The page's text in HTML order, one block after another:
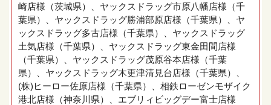
崎店様（茨城県）、ヤックスドラッグ市原八幡店様（千
葉県）、ヤックスドラッグ勝浦部原店様（千葉県）、ヤ
ックスドラッグ多古店様（千葉県）、ヤックスドラッグ
土気店様（千葉県）、ヤックスドラッグ東金田間店様
（千葉県）、ヤックスドラッグ茂原谷本店様（千葉
県）、ヤックスドラッグ木更津清見台店様（千葉県）、
(株)ヒーロー佐原店様（千葉県）、相鉄ローゼンモザイク
港北店様（神奈川県）、エブリィビッグデー富士店様